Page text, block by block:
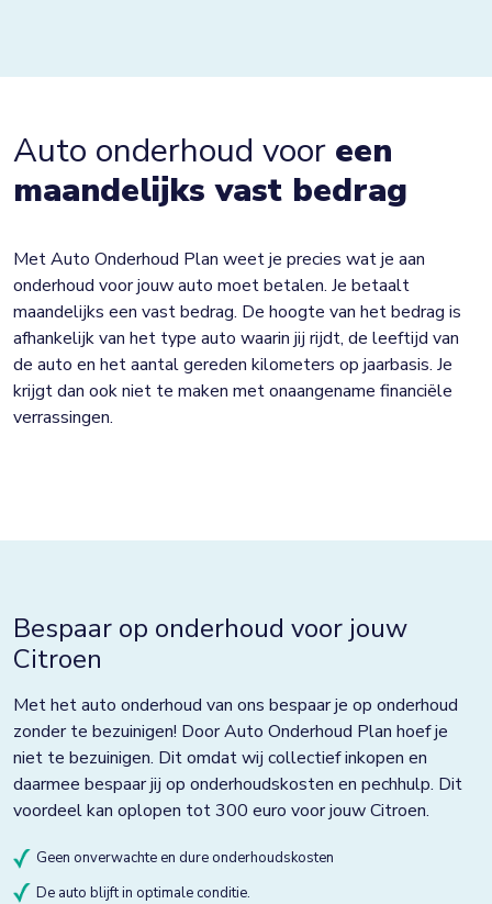
Auto onderhoud voor een
maandelijks vast bedrag
Met Auto Onderhoud Plan weet je precies wat je aan
onderhoud voor jouw auto moet betalen. Je betaalt
maandelijks een vast bedrag. De hoogte van het bedrag is
afhankelijk van het type auto waarin jij rijdt, de leeftijd van
de auto en het aantal gereden kilometers op jaarbasis. Je
krijgt dan ook niet te maken met onaangename financiële
verrassingen.
Bespaar op onderhoud voor jouw
Citroen
Met het auto onderhoud van ons bespaar je op onderhoud
zonder te bezuinigen! Door Auto Onderhoud Plan hoef je
niet te bezuinigen. Dit omdat wij collectief inkopen en
daarmee bespaar jij op onderhoudskosten en pechhulp. Dit
voordeel kan oplopen tot 300 euro voor jouw Citroen.
Geen onverwachte en dure onderhoudskosten
De auto blijft in optimale conditie.